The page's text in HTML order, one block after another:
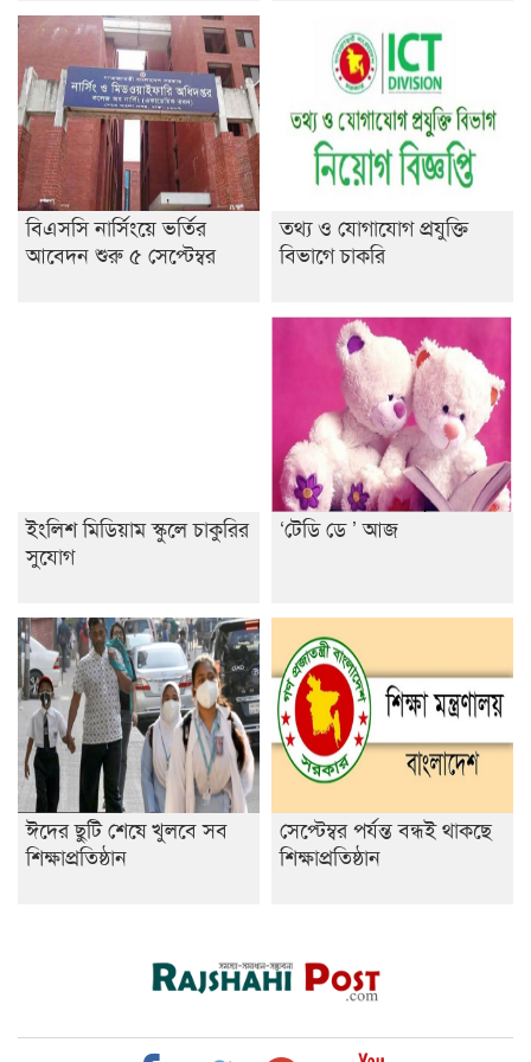
ডাকসুতে শিবিরের নিরঙ্কুশ জয়
রাজশাহীতে ট্রাকচাপায় ভ্যানচালক নিহত
শেষ সময়ে ভোট কারচুরি অভিযোগ আবিদের
বিএসসি নার্সিংয়ে ভর্তির
আবেদন শুরু ৫ সেপ্টেম্বর
তথ্য ও যোগাযোগ প্রযুক্তি
বিভাগে চাকরি
ইংলিশ মিডিয়াম স্কুলে চাকুরির
সুযোগ
‘টেডি ডে ’ আজ
ঈদের ছুটি শেষে খুলবে সব
শিক্ষাপ্রতিষ্ঠান
সেপ্টেম্বর পর্যন্ত বন্ধই থাকছে
শিক্ষাপ্রতিষ্ঠান